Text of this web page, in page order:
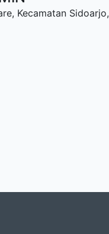
Kecamatan Sidoarjo,